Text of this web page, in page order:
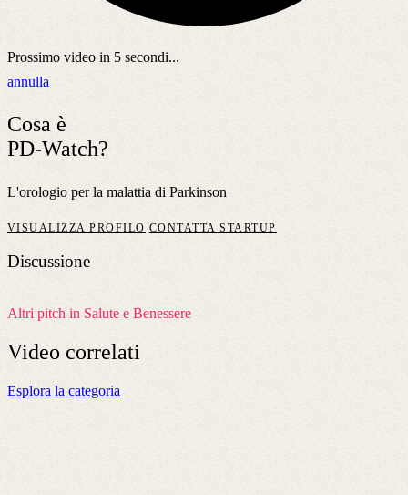
Prossimo video in 5 secondi...
annulla
Cosa è
PD-Watch?
L'orologio per la malattia di Parkinson
VISUALIZZA PROFILO CONTATTA STARTUP
Discussione
Altri pitch in Salute e Benessere
Video correlati
Esplora la categoria